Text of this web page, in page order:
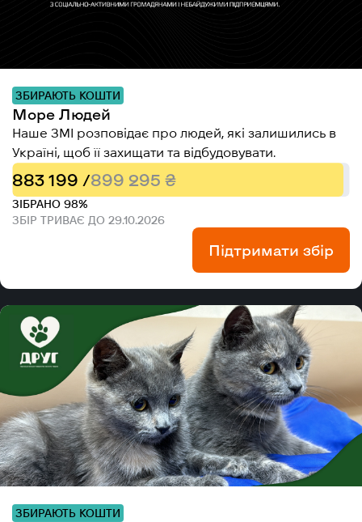
ЗБИРАЮТЬ КОШТИ
Море Людей
Наше ЗМІ розповідає про людей, які залишились в
Україні, щоб її захищати та відбудовувати.
883 199 /899 295 ₴
ЗІБРАНО 98%
ЗБІР ТРИВАЄ ДО 29.10.2026
Підтримати збір
ЗБИРАЮТЬ КОШТИ